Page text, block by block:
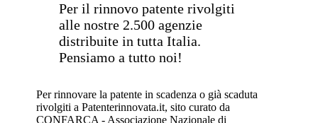
Per il rinnovo patente rivolgiti
alle nostre 2.500 agenzie
distribuite in tutta Italia.
Pensiamo a tutto noi!
Per rinnovare la patente in scadenza o già scaduta
rivolgiti a Patenterinnovata.it, sito curato da
CONFARCA - Associazione Nazionale di